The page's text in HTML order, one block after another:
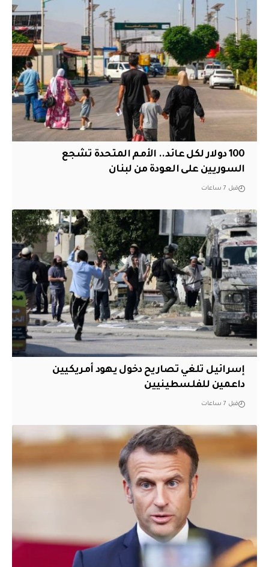
100 دولار لكل عائد.. الأمم المتحدة تشجع
السوريين على العودة من لبنان
قبل 7 ساعات
إسرائيل تلغي تصاريح دخول يهود أمريكيين
داعمين للفلسطينيين
قبل 7 ساعات